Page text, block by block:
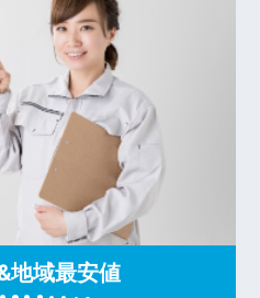
地域最安値